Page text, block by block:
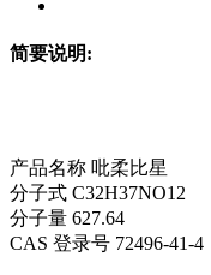
简要说明:
产品名称 吡柔比星
分子式 C32H37NO12
分子量 627.64
CAS 登录号 72496-41-4